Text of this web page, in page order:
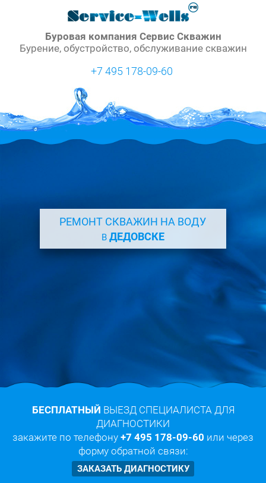
Буровая компания Сервис Скважин
Бурение, обустройство, обслуживание скважин
+7 495 178-09-60
РЕМОНТ СКВАЖИН НА ВОДУ
ВДЕДОВСКЕ
БЕСПЛАТНЫЙ ВЫЕЗД СПЕЦИАЛИСТА ДЛЯ
ДИАГНОСТИКИ
закажите по телефону +7 495 178-09-60 или через
форму обратной связи:
ЗАКАЗАТЬ ДИАГНОСТИКУ